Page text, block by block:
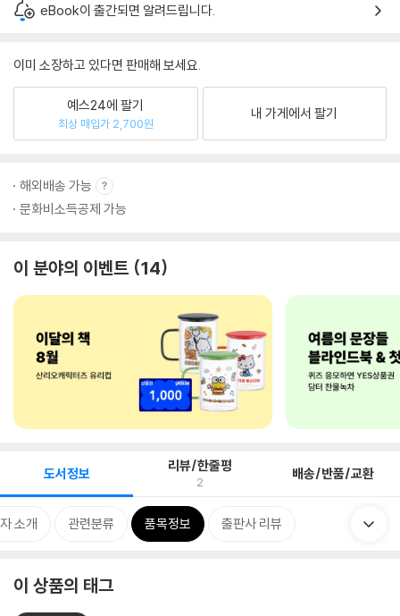
eBook이 출간되면 알려드립니다.
이미 소장하고 있다면 판매해 보세요.
예스24에 팔기
최상 매입가 2,700원
내 가게에서 팔기
해외배송 가능
문화비소득공제 가능
이 분야의 이벤트 14
도서정보 리뷰/한줄평
2 배송/반품/교환
소개 관련분류 품목정보 출판사 리뷰
이 상품의 태그